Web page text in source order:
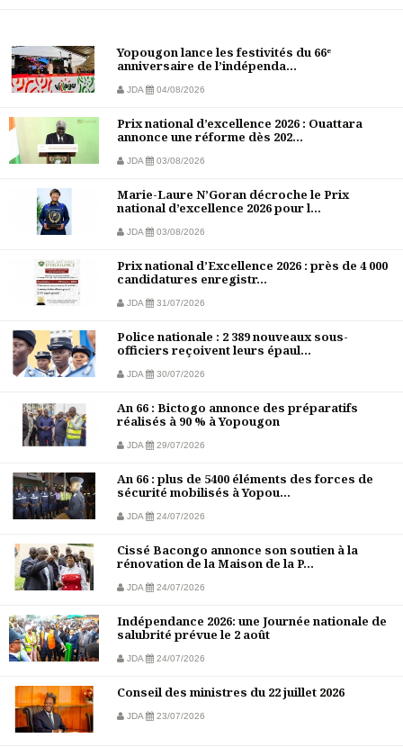
Yopougon lance les festivités du 66ᵉ
anniversaire de l’indépenda...
JDA 04/08/2026
Prix national d’excellence 2026 : Ouattara
annonce une réforme dès 202...
JDA 03/08/2026
Marie-Laure N’Goran décroche le Prix
national d’excellence 2026 pour l...
JDA 03/08/2026
Prix national d’Excellence 2026 : près de 4 000
candidatures enregistr...
JDA 31/07/2026
Police nationale : 2 389 nouveaux sous-
officiers reçoivent leurs épaul...
JDA 30/07/2026
An 66 : Bictogo annonce des préparatifs
réalisés à 90 % à Yopougon
JDA 29/07/2026
An 66 : plus de 5400 éléments des forces de
sécurité mobilisés à Yopou...
JDA 24/07/2026
Cissé Bacongo annonce son soutien à la
rénovation de la Maison de la P...
JDA 24/07/2026
Indépendance 2026: une Journée nationale de
salubrité prévue le 2 août
JDA 24/07/2026
Conseil des ministres du 22 juillet 2026
JDA 23/07/2026